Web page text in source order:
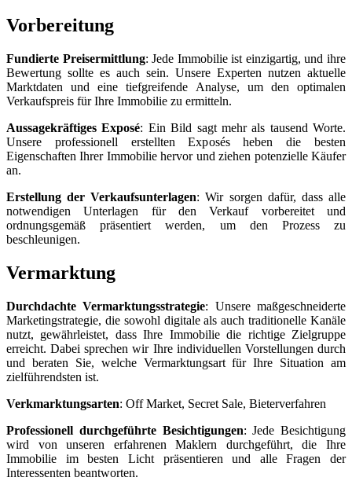
Vorbereitung
Fundierte Preisermittlung: Jede Immobilie ist einzigartig, und ihre
Bewertung sollte es auch sein. Unsere Experten nutzen aktuelle
Marktdaten und eine tiefgreifende Analyse, um den optimalen
Verkaufspreis für Ihre Immobilie zu ermitteln.
Aussagekräftiges Exposé: Ein Bild sagt mehr als tausend Worte.
Unsere professionell erstellten Exposés heben die besten
Eigenschaften Ihrer Immobilie hervor und ziehen potenzielle Käufer
an.
Erstellung der Verkaufsunterlagen: Wir sorgen dafür, dass alle
notwendigen Unterlagen für den Verkauf vorbereitet und
ordnungsgemäß präsentiert werden, um den Prozess zu
beschleunigen.
Vermarktung
Durchdachte Vermarktungsstrategie: Unsere maßgeschneiderte
Marketingstrategie, die sowohl digitale als auch traditionelle Kanäle
nutzt, gewährleistet, dass Ihre Immobilie die richtige Zielgruppe
erreicht. Dabei sprechen wir Ihre individuellen Vorstellungen durch
und beraten Sie, welche Vermarktungsart für Ihre Situation am
zielführendsten ist.
Verkmarktungsarten: Off Market, Secret Sale, Bieterverfahren
Professionell durchgeführte Besichtigungen: Jede Besichtigung
wird von unseren erfahrenen Maklern durchgeführt, die Ihre
Immobilie im besten Licht präsentieren und alle Fragen der
Interessenten beantworten.